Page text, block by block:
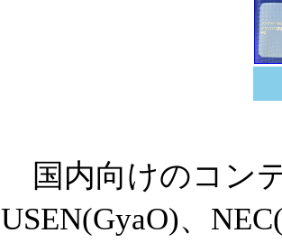
国内向けのコン
USEN(GyaO)、